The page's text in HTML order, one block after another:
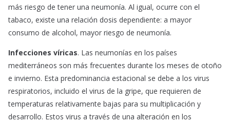
más riesgo de tener una neumonía. Al igual, ocurre con el
tabaco, existe una relación dosis dependiente: a mayor
consumo de alcohol, mayor riesgo de neumonía.
Infecciones víricas. Las neumonías en los países
mediterráneos son más frecuentes durante los meses de otoño
e invierno. Esta predominancia estacional se debe a los virus
respiratorios, incluido el virus de la gripe, que requieren de
temperaturas relativamente bajas para su multiplicación y
desarrollo. Estos virus a través de una alteración en los